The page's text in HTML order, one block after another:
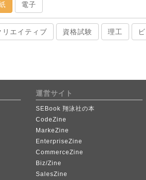
電子
リエイティブ 資格試験 理工
運営サイト
SEBook 翔泳社の本
CodeZine
MarkeZine
EnterpriseZine
CommerceZine
Biz/Zine
SalesZine